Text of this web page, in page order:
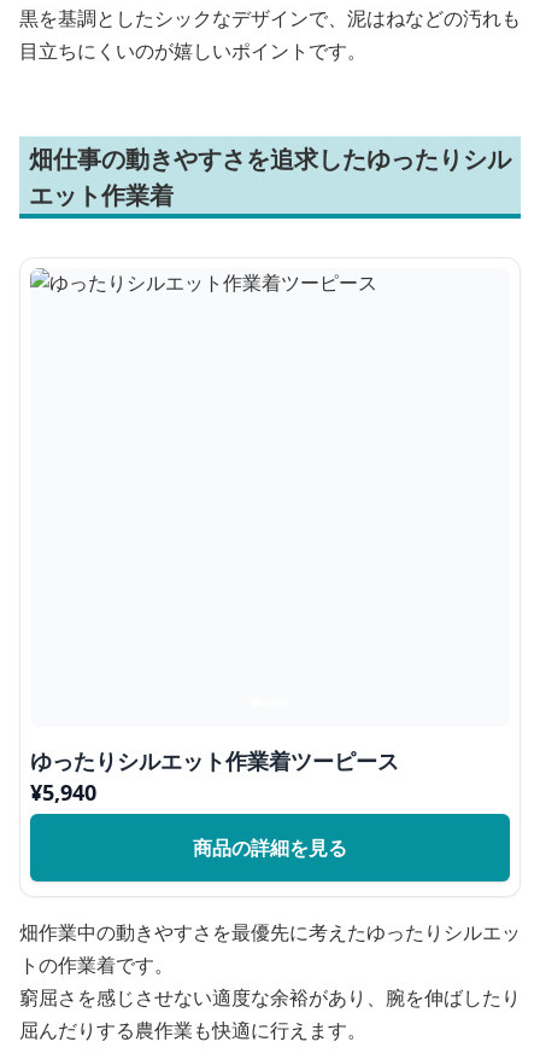
黒を基調としたシックなデザインで、泥はねなどの汚れも
目立ちにくいのが嬉しいポイントです。
畑仕事の動きやすさを追求したゆったりシル
エット作業着
ゆったりシルエット作業着ツーピース
¥5,940
商品の詳細を見る
畑作業中の動きやすさを最優先に考えたゆったりシルエッ
トの作業着です。
窮屈さを感じさせない適度な余裕があり、腕を伸ばしたり
屈んだりする農作業も快適に行えます。